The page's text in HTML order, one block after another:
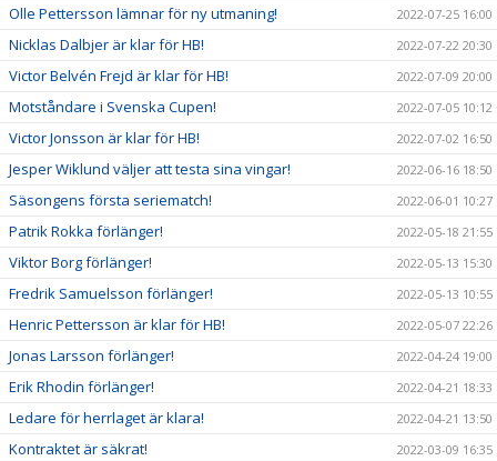
Olle Pettersson lämnar för ny utmaning! 2022-07-25 16:00
Nicklas Dalbjer är klar för HB! 2022-07-22 20:30
Victor Belvén Frejd är klar för HB! 2022-07-09 20:00
Motståndare i Svenska Cupen! 2022-07-05 10:12
Victor Jonsson är klar för HB! 2022-07-02 16:50
Jesper Wiklund väljer att testa sina vingar! 2022-06-16 18:50
Säsongens första seriematch! 2022-06-01 10:27
Patrik Rokka förlänger! 2022-05-18 21:55
Viktor Borg förlänger! 2022-05-13 15:30
Fredrik Samuelsson förlänger! 2022-05-13 10:55
Henric Pettersson är klar för HB! 2022-05-07 22:26
Jonas Larsson förlänger! 2022-04-24 19:00
Erik Rhodin förlänger! 2022-04-21 18:33
Ledare för herrlaget är klara! 2022-04-21 13:50
Kontraktet är säkrat! 2022-03-09 16:35